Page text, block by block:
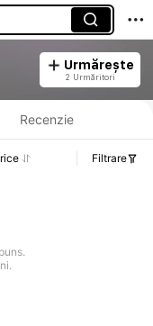
Urmărește
2 Urmăritori
privind vânzările și stocul.
Recenzie
Filtrare